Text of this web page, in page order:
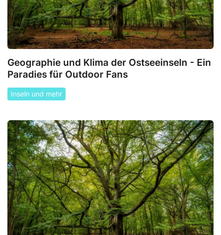
Geographie und Klima der Ostseeinseln - Ein
Paradies für Outdoor Fans
Inseln und mehr